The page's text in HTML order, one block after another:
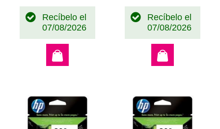
Recíbelo el
07/08/2026
Recíbelo el
07/08/2026